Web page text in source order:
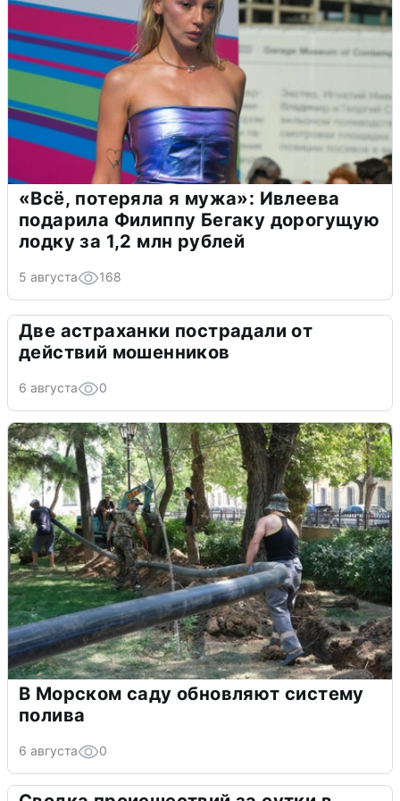
«Всё, потеряла я мужа»: Ивлеева
подарила Филиппу Бегаку дорогущую
лодку за 1,2 млн рублей
5 августа 168
Две астраханки пострадали от
действий мошенников
6 августа 0
В Морском саду обновляют систему
полива
6 августа 0